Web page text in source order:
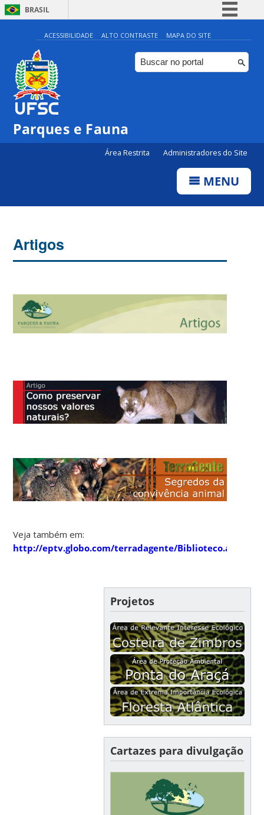
BRASIL
Simplifique!
Comunica BR
Participe
ACESSIBILIDADE ALTO CONTRASTE MAPA DO SITE
Parques e Fauna
Área Restrita Administradores do Site
MENU
Artigos
Veja também em:
http://eptv.globo.com/terradagente/Biblioteco.aspx
Projetos
Cartazes para divulgação